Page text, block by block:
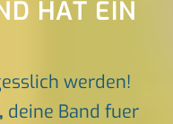
HAT EIN
werden!
, deine Band fuer